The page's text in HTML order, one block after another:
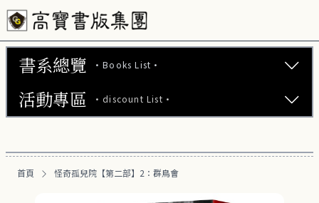
書系總覽 ·Books List·
文學小說 (740)
活動專區 ·discount List·
【2本7折】高寶小說系列全圖鑑書展
首頁 怪奇孤兒院【第二部】2：群鳥會